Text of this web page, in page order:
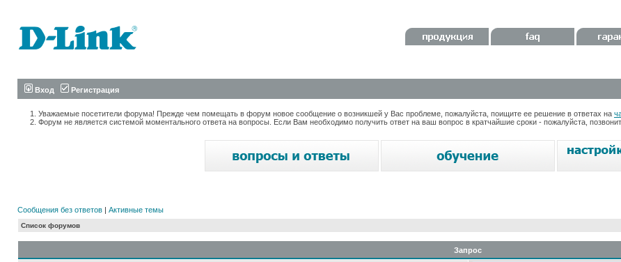
Вход Регистрация
Уважаемые посетители форума! Прежде чем помещать в форум новое сообщение о возникшей у Вас проблеме, пожалуйста, поищите ее решение в ответах на
Форум не является системой моментального ответа на вопросы. Если Вам необходимо получить ответ на ваш вопрос в кратчайшие сроки - пожалуйста,
Сообщения без ответов | Активные темы
Список форумов
Запрос